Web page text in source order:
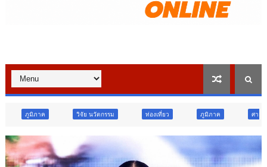
วิจัย นวัตกรรม ท่องเที่ยว ภูมิภาค ศาสนา